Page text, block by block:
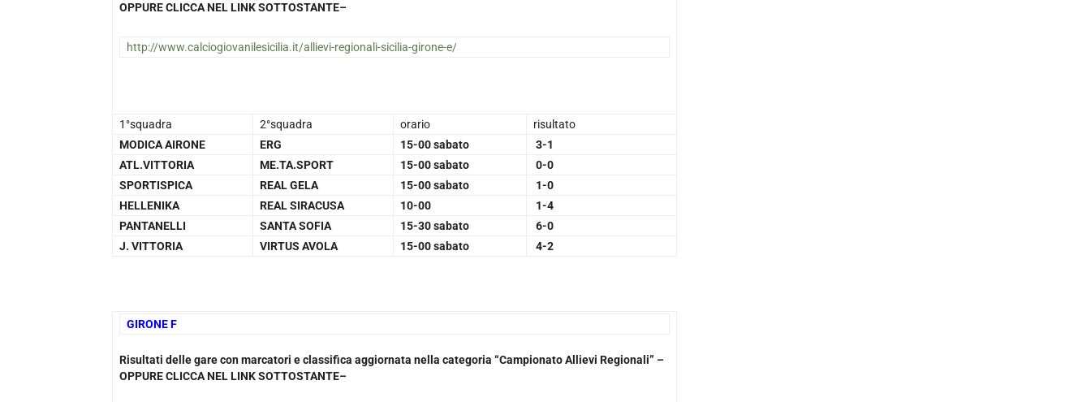
OPPURE CLICCA NEL LINK SOTTOSTANTE–
http://www.calciogiovanilesicilia.it/allievi-regionali-sicilia-girone-e/
1°squadra 2°squadra orario
risultato
MODICA AIRONE
ERG 15-00 sabato
3-1
ATL.VITTORIA
ME.TA.SPORT 15-00 sabato
0-0
SPORTISPICA
REAL GELA 15-00 sabato
1-0
HELLENIKA
REAL SIRACUSA 10-00
1-4
PANTANELLI
SANTA SOFIA 15-30 sabato
6-0
J. VITTORIA
VIRTUS AVOLA 15-00 sabato 4-2
GIRONE F
Risultati delle gare con marcatori e classifica aggiornata nella categoria “Campionato Allievi Regionali” –
OPPURE CLICCA NEL LINK SOTTOSTANTE–